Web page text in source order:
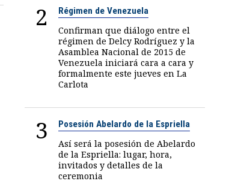
2 Régimen de Venezuela
Confirman que diálogo entre el
régimen de Delcy Rodríguez y la
Asamblea Nacional de 2015 de
Venezuela iniciará cara a cara y
formalmente este jueves en La
Carlota
3 Posesión Abelardo de la Espriella
Así será la posesión de Abelardo
de la Espriella: lugar, hora,
invitados y detalles de la
ceremonia